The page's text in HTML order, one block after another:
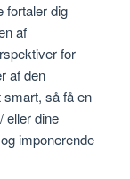
fortaler dig
af
for
af den
så få en
eller dine
imponerende